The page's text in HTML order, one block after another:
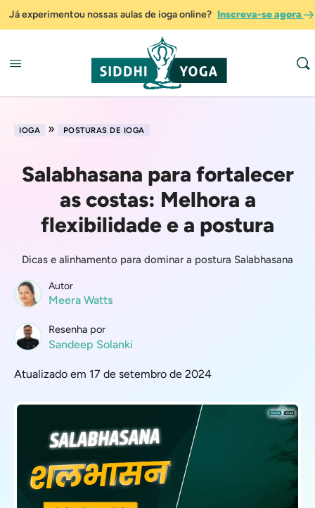
Já experimentou nossas aulas de ioga online? Inscreva-se agora
IOGA » POSTURAS DE IOGA
Salabhasana para fortalecer
as costas: Melhora a
flexibilidade e a postura
Dicas e alinhamento para dominar a postura Salabhasana
Autor
Meera Watts
Resenha por
Sandeep Solanki
Atualizado em 17 de setembro de 2024